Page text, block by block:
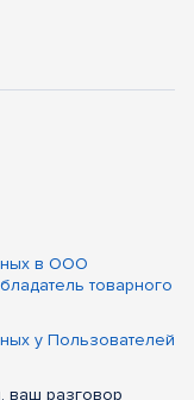
в ООО
товарного
у Пользователей
ваш разговор